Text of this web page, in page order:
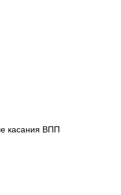
касания ВПП